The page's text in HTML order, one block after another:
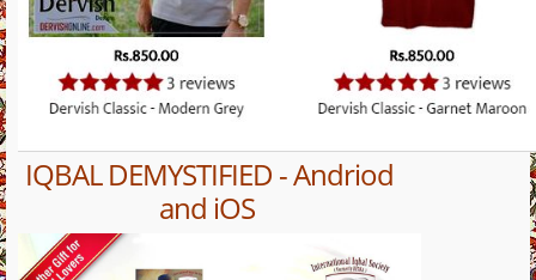
IQBAL DEMYSTIFIED - Andriod
and iOS